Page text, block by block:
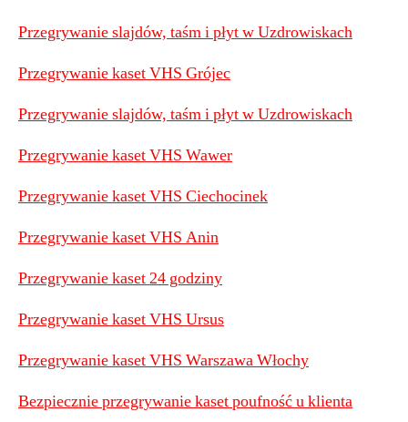
Przegrywanie slajdów, taśm i płyt w Uzdrowiskach
Przegrywanie kaset VHS Grójec
Przegrywanie slajdów, taśm i płyt w Uzdrowiskach
Przegrywanie kaset VHS Wawer
Przegrywanie kaset VHS Ciechocinek
Przegrywanie kaset VHS Anin
Przegrywanie kaset 24 godziny
Przegrywanie kaset VHS Ursus
Przegrywanie kaset VHS Warszawa Włochy
Bezpiecznie przegrywanie kaset poufność u klienta